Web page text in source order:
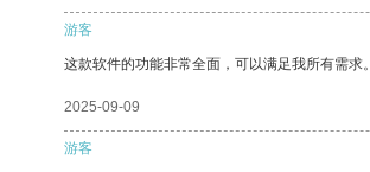
游客
这款软件的功能非常全面，可以满足我所有需求。
2025-09-09
游客